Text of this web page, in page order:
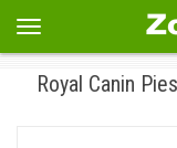
Royal Canin Pies